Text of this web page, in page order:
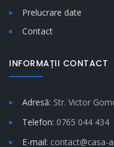
Prelucrare date
Contact
INFORMAȚII CONTACT
Adresă: Str. Victor
Telefon: 0765 044 434
E-mail: contact@casa-